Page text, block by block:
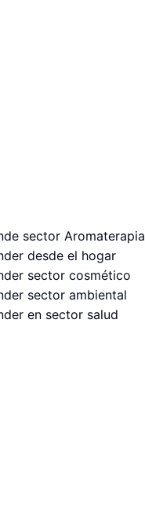
sector Aromaterapia
desde el hogar
sector cosmético
sector ambiental
en sector salud